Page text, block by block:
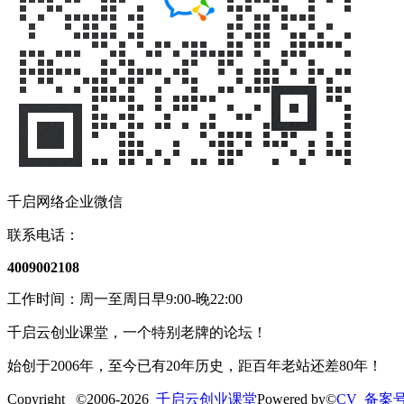
千启网络企业微信
联系电话：
4009002108
工作时间：周一至周日早9:00-晚22:00
千启云创业课堂，一个特别老牌的论坛！
始创于2006年，至今已有20年历史，距百年老站还差80年！
Copyright ©2006-2026 千启云创业课堂Powered by©CV 备案